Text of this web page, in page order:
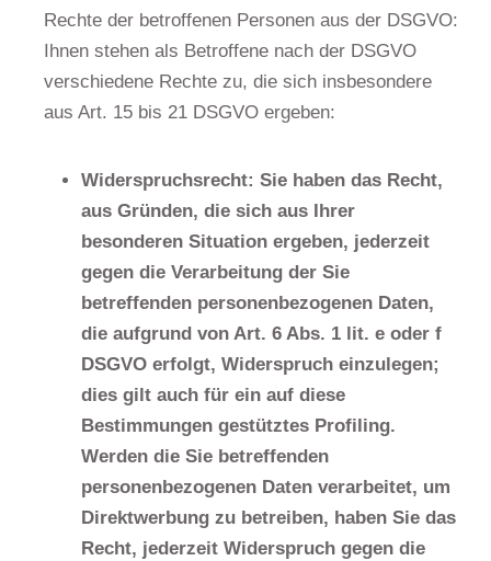
Rechte der betroffenen Personen aus der DSGVO:
Ihnen stehen als Betroffene nach der DSGVO
verschiedene Rechte zu, die sich insbesondere
aus Art. 15 bis 21 DSGVO ergeben:
Widerspruchsrecht: Sie haben das Recht,
aus Gründen, die sich aus Ihrer
besonderen Situation ergeben, jederzeit
gegen die Verarbeitung der Sie
betreffenden personenbezogenen Daten,
die aufgrund von Art. 6 Abs. 1 lit. e oder f
DSGVO erfolgt, Widerspruch einzulegen;
dies gilt auch für ein auf diese
Bestimmungen gestütztes Profiling.
Werden die Sie betreffenden
personenbezogenen Daten verarbeitet, um
Direktwerbung zu betreiben, haben Sie das
Recht, jederzeit Widerspruch gegen die